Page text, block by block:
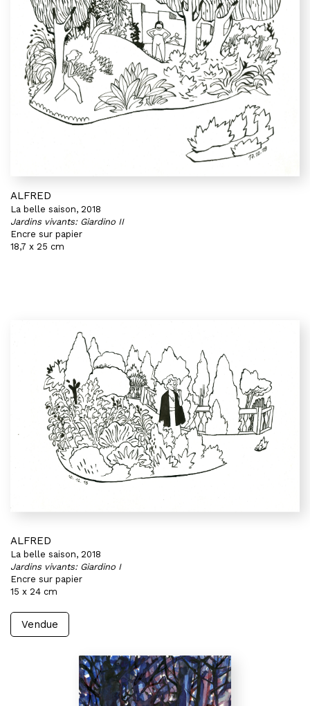
ALFRED
La belle saison, 2018
Jardins vivants: Giardino II
Encre sur papier
18,7 x 25 cm
ALFRED
La belle saison, 2018
Jardins vivants: Giardino I
Encre sur papier
15 x 24 cm
Vendue